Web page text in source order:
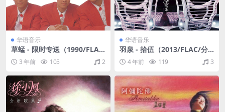
华语音乐
草蜢 - 限时专送（1990/FLA
C/分轨/285M）
3 年前 105 2
华语音乐
羽泉 - 拾伍（2013/FLAC/分
轨/536M）
4 年前 119 3